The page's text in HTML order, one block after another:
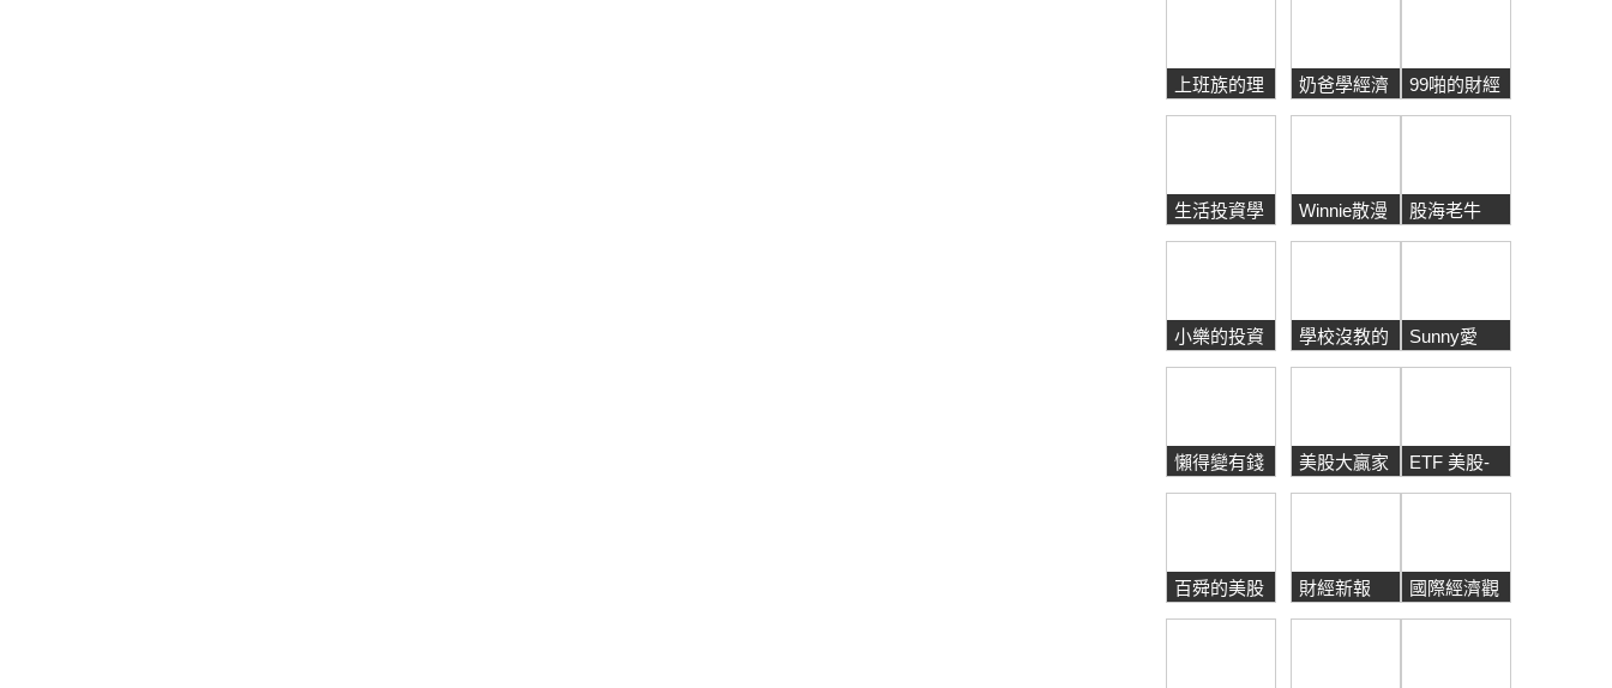
上班族的理
奶爸學經濟
99啪的財經
生活投資學
Winnie散漫
股海老牛
小樂的投資
學校沒教的
Sunny愛
懶得變有錢 美股大贏家
ETF 美股-
百舜的美股
財經新報
國際經濟觀